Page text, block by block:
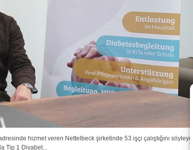
hizmet veren Nettelbeck şirketinde 53 işçi çalıştığını söyleyen
Tip 1 Diyabet...